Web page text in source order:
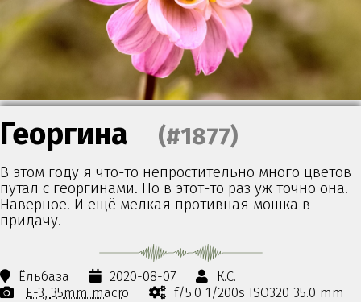
Георгина (#1877)
В этом году я что-то непростительно много цветов
путал с георгинами. Но в этот-то раз уж точно она.
Наверное. И ещё мелкая противная мошка в
придачу.
Ёльбаза 2020-08-07
К.С.
E-3 35mm macro
f/5.0 1/200s ISO320 35.0 mm